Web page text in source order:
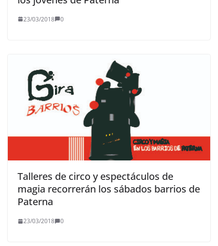
23/03/2018 0
Talleres de circo y espectáculos de
magia recorrerán los sábados barrios de
Paterna
23/03/2018 0